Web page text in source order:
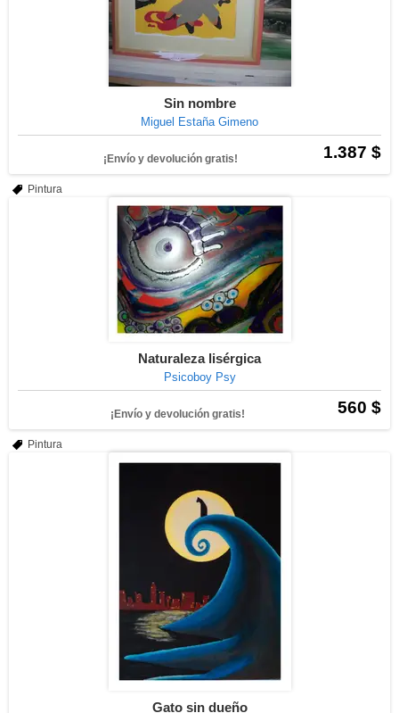
Sin nombre
Miguel Estaña Gimeno
1.387 $
¡Envío y devolución gratis!
Pintura
Naturaleza lisérgica
Psicoboy Psy
560 $
¡Envío y devolución gratis!
Pintura
Gato sin dueño